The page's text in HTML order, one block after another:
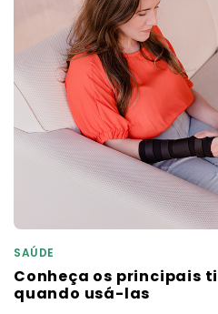
SAÚDE
Conheça os principais
quando usá-las